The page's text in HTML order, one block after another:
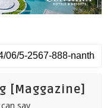
[Maggazine]
say